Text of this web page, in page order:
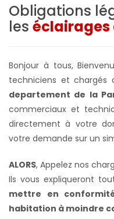
Obligations
les éclairages
Bonjour à tous,
techniciens et chargés
departement de la
commerciaux et
directement à votre
votre demande sur un
ALORS, Appelez nos
Ils vous expliqueront
mettre en
habitation à moindre